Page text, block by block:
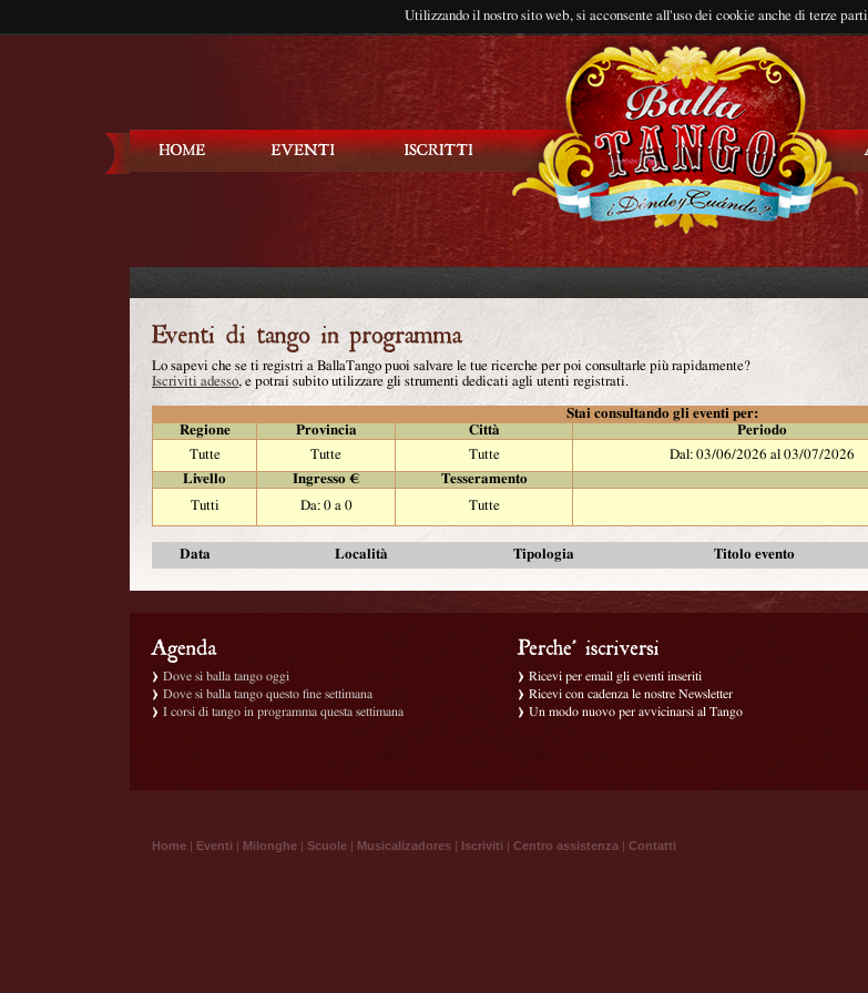
Utilizzando il nostro sito web, si acconsente all'uso dei cookie anche di terze parti
Lo sapevi che se ti registri a BallaTango puoi salvare le tue ricerche per poi consultarle più rapidamente?
Iscriviti adesso, e potrai subito utilizzare gli strumenti dedicati agli utenti registrati.
Stai consultando gli eventi per:
Regione
Provincia Città Periodo
Tutte
Tutte Tutte Dal: 03/06/2026 al 03/07/2026
Livello
Ingresso €
Tesseramento
Tutti
Da: 0 a 0 Tutte
Data Località Tipologia Titolo evento
Dove si balla tango oggi
Dove si balla tango questo fine settimana
I corsi di tango in programma questa settimana
Ricevi per email gli eventi inseriti
Ricevi con cadenza le nostre Newsletter
Un modo nuovo per avvicinarsi al Tango
Home | Eventi | Milonghe | Scuole | Musicalizadores | Iscriviti | Centro assistenza | Contatti